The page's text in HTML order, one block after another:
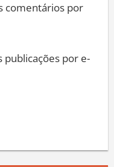
comentários por
por e-